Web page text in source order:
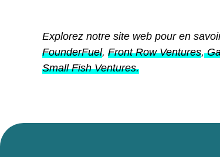
Explorez notre site web pour en
FounderFuel, Front Row Ventures,
Small Fish Ventures.